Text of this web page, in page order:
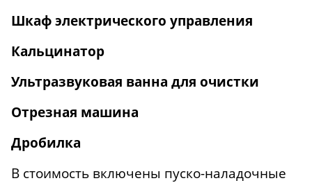
Шкаф электрического управления
Кальцинатор
Ультразвуковая ванна для очистки
Отрезная машина
Дробилка
В стоимость включены пуско-наладочные